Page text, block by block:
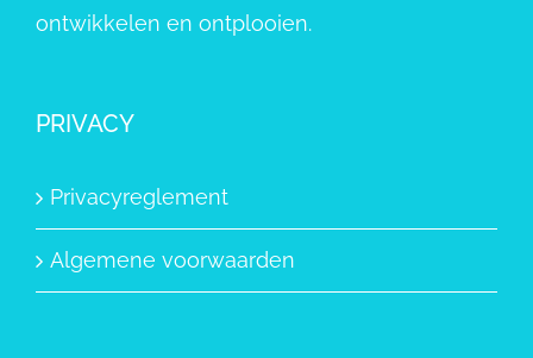
ontwikkelen en ontplooien.
PRIVACY
Privacyreglement
Algemene voorwaarden